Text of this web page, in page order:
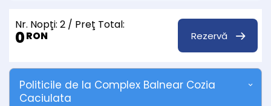
Nr. Nopţi: 2 / Preţ Total:
0RON Rezervă
Politicile de la Complex Balnear Cozia
Caciulata